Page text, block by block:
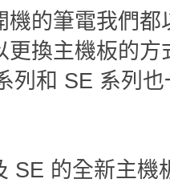
機的筆電我們
更換主機板的
列和 SE 系列
SE 的全新主